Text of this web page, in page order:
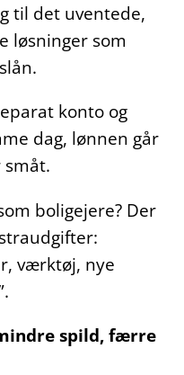
til det uventede,
løsninger som
konto og
dag, lønnen går
småt.
boligejere? Der
værktøj, nye
spild, færre